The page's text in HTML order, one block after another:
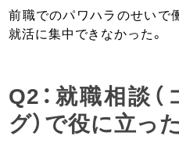
前職でのパワハラのせいで
就活に集中できなかった。
Q2：就職相談
グ）で役に立っ